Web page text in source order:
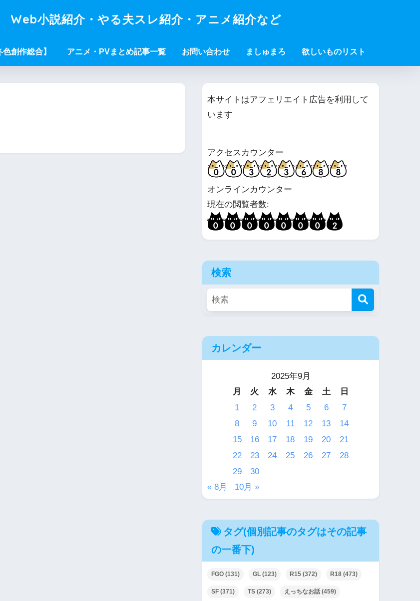
Web小説紹介・やる夫スレ紹介・アニメ紹介など
色創作総合】 アニメ・PVまとめ記事一覧 お問い合わせ ましゅまろ 欲しいものリスト
本サイトはアフェリエイト広告を利用して
います
アクセスカウンター
オンラインカウンター
現在の閲覧者数:
検索
カレンダー
2025年9月
月
火 水 木 金 土
日
1
2 3 4 5 6
7
8
9 10 11 12 13
14
15
16 17 18 19 20
21
22
23 24 25 26 27
28
29
30
« 8月
10月 »
タグ(個別記事のタグはその記事
の一番下)
FGO (131) GL (123) R15 (372) R18 (473)
SF (371) TS (273) えっちなお話 (459)